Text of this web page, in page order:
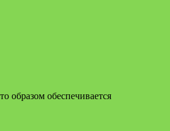
образом обеспечивается